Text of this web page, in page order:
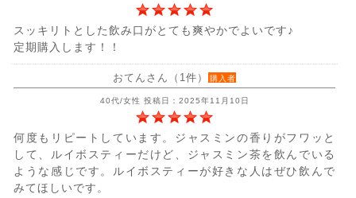
スッキリトとした飲み口がとても爽やかでよいです♪
定期購入します！！
おてんさん（1件） 購入者
40代/女性 投稿日：2025年11月10日
何度もリピートしています。ジャスミンの香りがフワッと
して、ルイボスティーだけど、ジャスミン茶を飲んでいる
ような感じです。ルイボスティーが好きな人はぜひ飲んで
みてほしいです。